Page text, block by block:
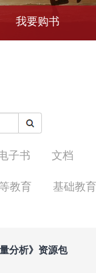
我要购书
子书 文档
教育 基础教育
分析》资源包